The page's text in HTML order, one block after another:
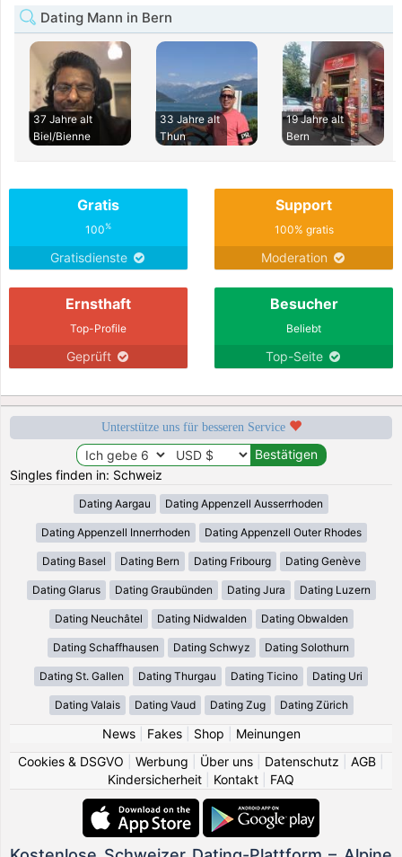
Dating Mann in Bern
37 Jahre alt
Biel/Bienne
33 Jahre alt
Thun
19 Jahre alt
Bern
Gratis
100%
Gratisdienste
Support
100% gratis
Moderation
Ernsthaft
Top-Profile
Geprüft
Besucher
Beliebt
Top-Seite
Unterstütze uns für besseren Service
Singles finden in: Schweiz
Dating Aargau Dating Appenzell Ausserrhoden
Dating Appenzell Innerrhoden Dating Appenzell Outer Rhodes
Dating Basel Dating Bern Dating Fribourg Dating Genève
Dating Glarus Dating Graubünden Dating Jura Dating Luzern
Dating Neuchâtel Dating Nidwalden Dating Obwalden
Dating Schaffhausen Dating Schwyz Dating Solothurn
Dating St. Gallen Dating Thurgau Dating Ticino Dating Uri
Dating Valais Dating Vaud Dating Zug Dating Zürich
News| Fakes| Shop
Meinungen
Cookies & DSGVO
Werbung Über uns Datenschutz AGB
Kindersicherheit
Kontakt FAQ